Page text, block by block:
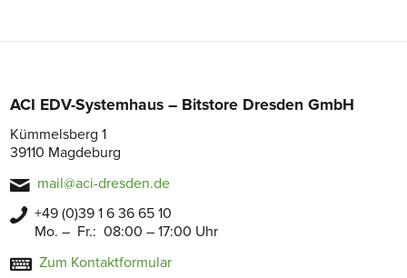
ACI EDV-Systemhaus – Bitstore Dresden GmbH
Kümmelsberg 1
39110 Magdeburg
mail@aci-dresden.de
+49 (0)39 1 6 36 65 10
Mo. – Fr.: 08:00 – 17:00 Uhr
Zum Kontaktformular